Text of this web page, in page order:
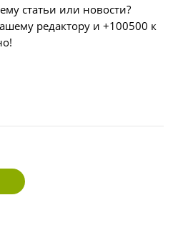
статьи или новости?
редактору и +100500 к